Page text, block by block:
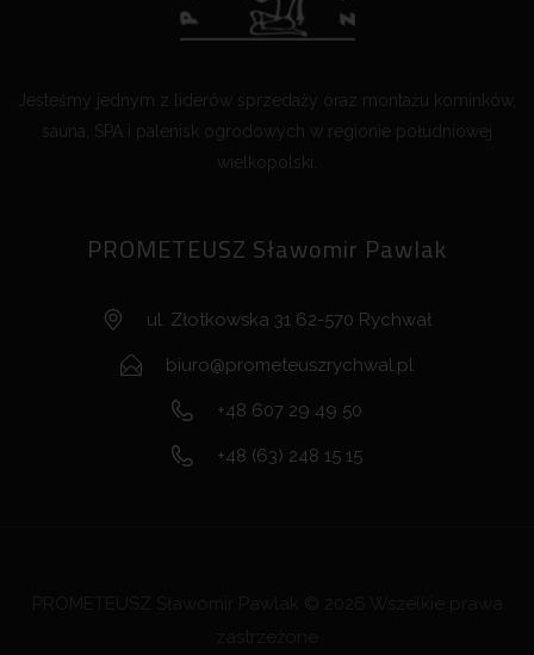
Jesteśmy jednym z liderów sprzedaży oraz montażu kominków,
sauna, SPA i palenisk ogrodowych w regionie południowej
wielkopolski.
PROMETEUSZ Sławomir Pawlak
ul. Złotkowska 31 62-570 Rychwał
biuro@prometeuszrychwal.pl
+48 607 29 49 50
+48 (63) 248 15 15